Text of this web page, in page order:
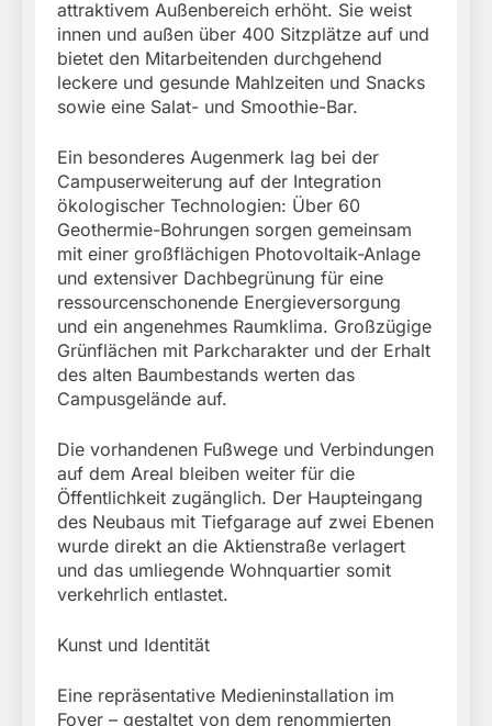
attraktivem Außenbereich erhöht. Sie weist
innen und außen über 400 Sitzplätze auf und
bietet den Mitarbeitenden durchgehend
leckere und gesunde Mahlzeiten und Snacks
sowie eine Salat- und Smoothie-Bar.
Ein besonderes Augenmerk lag bei der
Campuserweiterung auf der Integration
ökologischer Technologien: Über 60
Geothermie-Bohrungen sorgen gemeinsam
mit einer großflächigen Photovoltaik-Anlage
und extensiver Dachbegrünung für eine
ressourcenschonende Energieversorgung
und ein angenehmes Raumklima. Großzügige
Grünflächen mit Parkcharakter und der Erhalt
des alten Baumbestands werten das
Campusgelände auf.
Die vorhandenen Fußwege und Verbindungen
auf dem Areal bleiben weiter für die
Öffentlichkeit zugänglich. Der Haupteingang
des Neubaus mit Tiefgarage auf zwei Ebenen
wurde direkt an die Aktienstraße verlagert
und das umliegende Wohnquartier somit
verkehrlich entlastet.
Kunst und Identität
Eine repräsentative Medieninstallation im
Foyer – gestaltet von dem renommierten